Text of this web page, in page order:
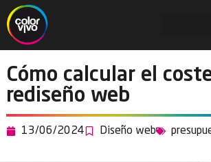
Cómo calcular el
rediseño web
13/06/2024 Diseño web